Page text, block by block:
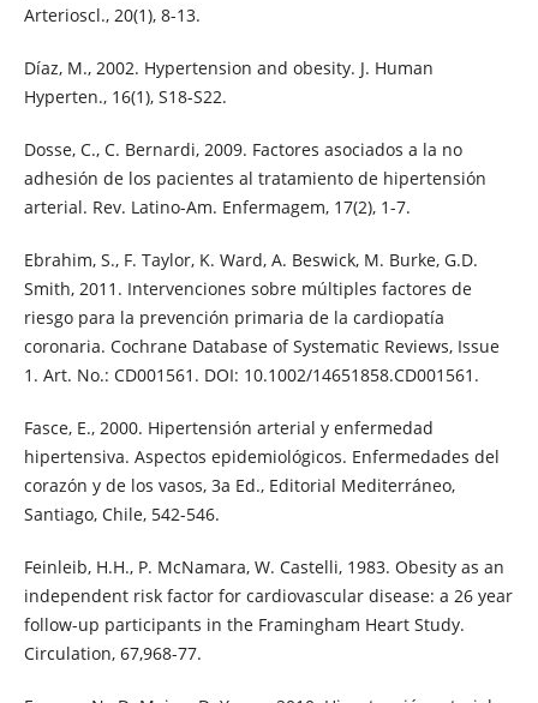
Arterioscl., 20(1), 8-13.
Díaz, M., 2002. Hypertension and obesity. J. Human
Hyperten., 16(1), S18-S22.
Dosse, C., C. Bernardi, 2009. Factores asociados a la no
adhesión de los pacientes al tratamiento de hipertensión
arterial. Rev. Latino-Am. Enfermagem, 17(2), 1-7.
Ebrahim, S., F. Taylor, K. Ward, A. Beswick, M. Burke, G.D.
Smith, 2011. Intervenciones sobre múltiples factores de
riesgo para la prevención primaria de la cardiopatía
coronaria. Cochrane Database of Systematic Reviews, Issue
1. Art. No.: CD001561. DOI: 10.1002/14651858.CD001561.
Fasce, E., 2000. Hipertensión arterial y enfermedad
hipertensiva. Aspectos epidemiológicos. Enfermedades del
corazón y de los vasos, 3a Ed., Editorial Mediterráneo,
Santiago, Chile, 542-546.
Feinleib, H.H., P. McNamara, W. Castelli, 1983. Obesity as an
independent risk factor for cardiovascular disease: a 26 year
follow-up participants in the Framingham Heart Study.
Circulation, 67,968-77.